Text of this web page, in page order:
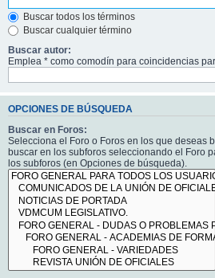
Buscar todos los términos
Buscar cualquier término
Buscar autor:
Emplea * como comodín para coincidencias
OPCIONES DE BÚSQUEDA
Buscar en Foros:
Selecciona el Foro o Foros en los que deseas
buscar en los subforos seleccionando el Foro
los subforos (en Opciones de búsqueda).